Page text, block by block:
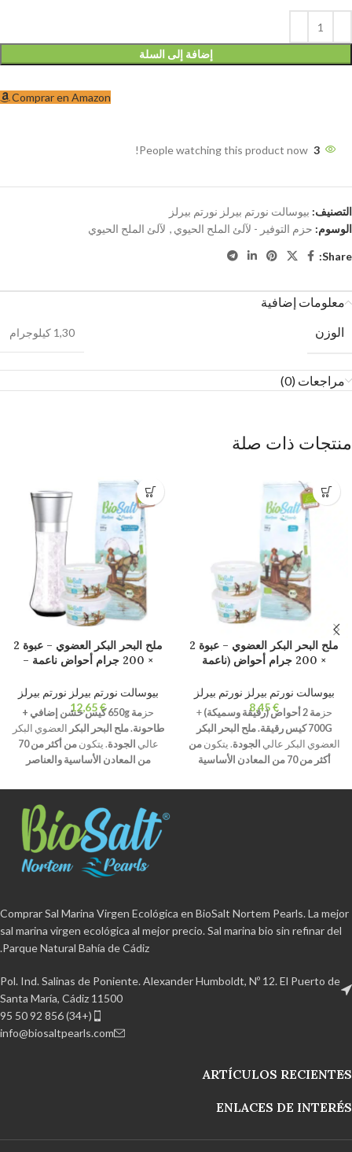
إضافة إلى السلة
Comprar en Amazon
3
People watching this product now!
التصنيف: بيوسالت نورتم بيرلز نورتم بيرلز
الوسوم: حزم التوفير - لآلئ الملح الحيوي , لآلئ الملح الحيوي
Share:
معلومات إضافية
الوزن
1,30 كيلوجرام
مراجعات (0)
منتجات ذات صلة
ملح البحر البكر العضوي – عبوة 2
× 200 جرام أحواض (ناعمة
ملح ذواقة عضوي طبيعي 100٪
عضوي. غير مكرر. خالية من
المواد المضافة.
بيوسالت نورتم بيرلز نورتم بيرلز
€
حزمة 2 أحواض (رقيقة وسميكة)
+
700G كيس رقيقة.
ملح البحر البكر
العضوي البكر عالي الجودة. يتكونمن
أكثر من 70 من المعادن الأساسية
أقل من 2%.
غير مكررة وخالية من
ملح البحر البكر العضوي – عبوة 2
× 200 جرام أحواض ناعمة –
مطحنة. ملح ذواقة عضوي طبيعي
100٪ عضوي. غير مكرر. خالية
من المواد المضافة.
بيوسالت نورتم بيرلز نورتم بيرلز
€
حز
مة 650g كيس خشن إضافي +
طاحونة.ملح البحر البكر
العضوي البكر
عالي الجودة. يتكون
من أكثر من 70
من المعادن الأساسية والعناصر
2%.
غير مكررة وخالية من المواد
المضافة
ومضادات التكتل.
عضوي
معتمد
خالية من مادة BPA وقابلة
لإعادة التدوير بنسبة 100٪ منتج
مصنوع يدويا من حديقة خليج قادس
الطبيعية. ملحق مطحنة غير مملوءة
Comprar Sal Marina Virgen Ecológica en BioSalt Nortem Pearls. La mejor
sal marina virgen ecológica al mejor precio. Sal marina bio sin refinar del
Parque Natural Bahía de Cádiz.
Pol. Ind. Salinas de Poniente. Alexander Humboldt, Nº 12. El Puerto de
Santa María, Cádiz 11500
(+34) 856 92 50 95
info@biosaltpearls.com
ARTÍCULOS RECIENTES
ENLACES DE INTERÉS